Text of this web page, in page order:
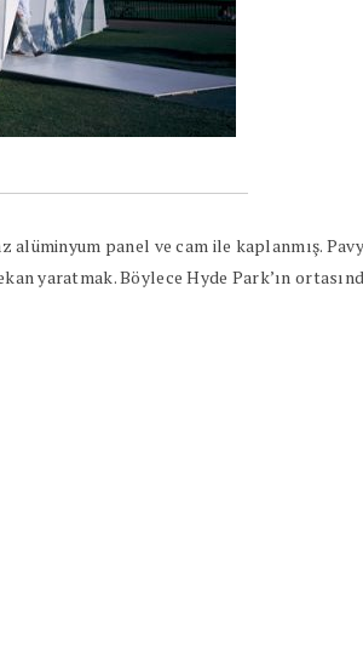
panel ve cam ile kaplanmış.
yaratmak. Böylece Hyde Park’ın